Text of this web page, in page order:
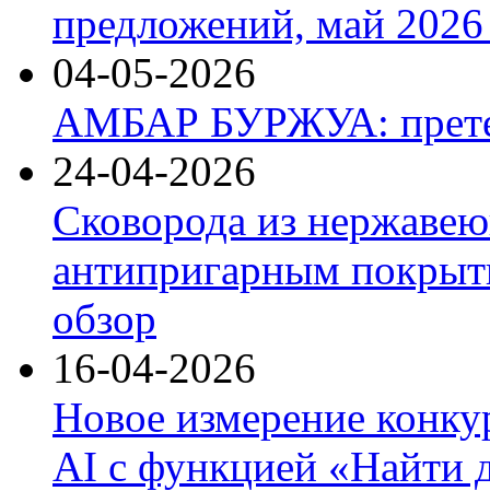
предложений, май 2026
04-05-2026
АМБАР БУРЖУА:
24-04-2026
Сковорода из
антипригарным
обзор
16-04-2026
Новое измерение
AI с функцией «Найти